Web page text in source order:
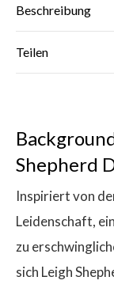
Beschreibung
Teilen
Shepherd
Inspiriert von
Leidenschaft,
zu
sich Leigh